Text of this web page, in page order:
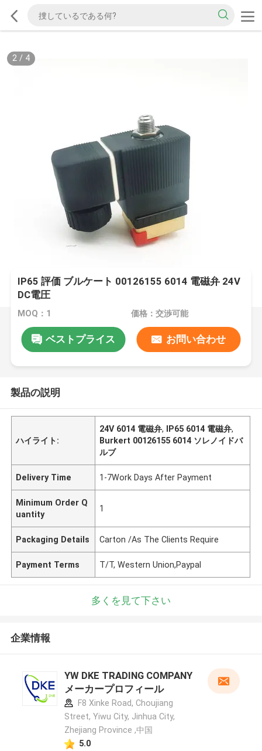
2/ 4
IP65 評価 ブルケート 00126155 6014 電磁弁 24V
DC電圧
MOQ：1 価格：交渉可能
ベストプライス お問い合わせ
製品の説明
ハイライト:
24V 6014 電磁弁, IP65 6014 電磁弁,
Burkert 00126155 6014 ソレノイドバ
ルブ
Delivery Time 1-7Work Days After Payment
Minimum Order Q
uantity
1
Packaging Details Carton /As The Clients Require
Payment Terms T/T, Western Union,Paypal
多くを見て下さい
企業情報
YW DKE TRADING COMPANY
メーカープロフィール
F8 Xinke Road, Choujiang
Street, Yiwu City, Jinhua City,
Zhejiang Province ,中国
5.0